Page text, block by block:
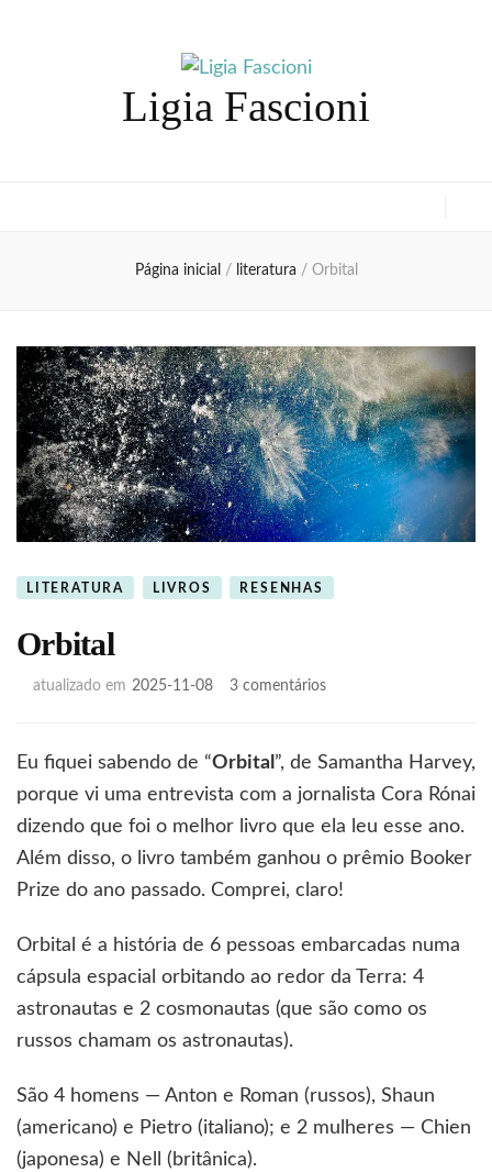
Ligia Fascioni
Página inicial / literatura / Orbital
LITERATURA LIVROS RESENHAS
Orbital
atualizado em 2025-11-08 3 comentáriosem
Eu fiquei sabendo de “Orbital ”, de Samantha Harvey,
porque vi uma entrevista com a jornalista Cora Rónai
dizendo que foi o melhor livro que ela leu esse ano.
Além disso, o livro também ganhou o prêmio Booker
Prize do ano passado. Comprei, claro!
Orbital é a história de 6 pessoas embarcadas numa
cápsula espacial orbitando ao redor da Terra: 4
astronautas e 2 cosmonautas (que são como os
russos chamam os astronautas).
São 4 homens — Anton e Roman (russos), Shaun
(americano) e Pietro (italiano); e 2 mulheres — Chien
(japonesa) e Nell (britânica).